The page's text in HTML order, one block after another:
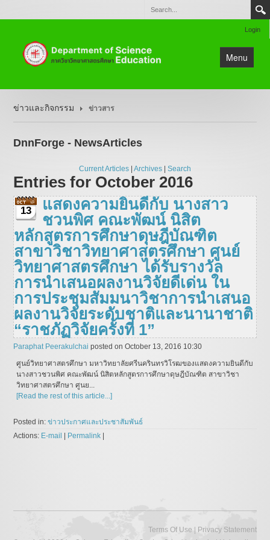
Login
Menu
หน้าแรก
ข่าวและกิจกรรม
วิชาการและหลักสูตร
แผนผังเว็บไซต์
ข่าวและกิจกรรม ข่าวสาร
DnnForge - NewsArticles
Current Articles Archives Search
Entries for October 2016
13
แสดงความยินดีกับ นางสาว
ชวนพิศ คณะพัฒน์ นิสิต
หลักสูตรการศึกษาดุษฎีบัณฑิต
สาขาวิชาวิทยาศาสตรศึกษา ศูนย์
วิทยาศาสตรศึกษา ได้รับรางวัล
การนำเสนอผลงานวิจัยดีเด่น ใน
การประชุมสัมมนาวิชาการนำเสนอ
ผลงานวิจัยระดับชาติและนานาชาติ
“ราชภัฏวิจัยครั้งที่ 1”
Paraphat Peerakulchai posted on October 13, 2016 10:30
ศูนย์วิทยาศาสตรศึกษา มหาวิทยาลัยศรีนครินทรวิโรฒของแสดงความยินดีกับ
นางสาวชวนพิศ คณะพัฒน์ นิสิตหลักสูตรการศึกษาดุษฎีบัณฑิต สาขาวิชา
วิทยาศาสตรศึกษา ศูนย...
[Read the rest of this article...]
Posted in:ข่าวประกาศและประชาสัมพันธ์
Actions: E-mail Permalink
Terms Of Use | Privacy Statement